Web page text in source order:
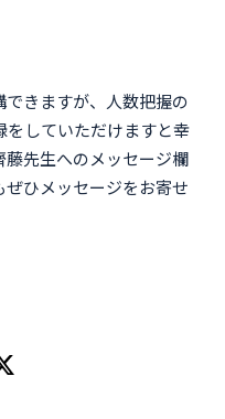
きますが、人数把握の
をしていただけますと幸
先生へのメッセージ欄
ひメッセージをお寄せ